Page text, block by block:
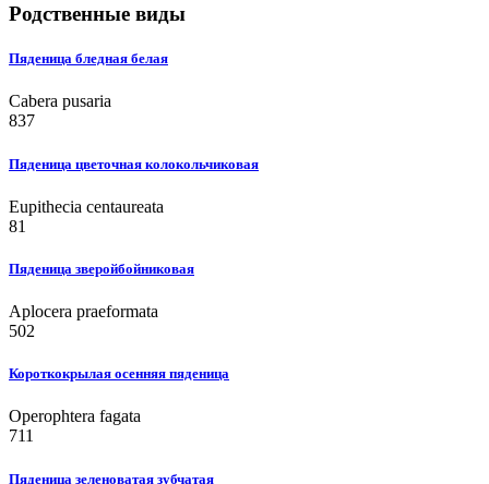
Родственные виды
Пяденица бледная белая
Cabera pusaria
837
Пяденица цветочная колокольчиковая
Eupithecia centaureata
81
Пяденица зверойбойниковая
Aplocera praeformata
502
Короткокрылая осенняя пяденица
Operophtera fagata
711
Пяденица зеленоватая зубчатая